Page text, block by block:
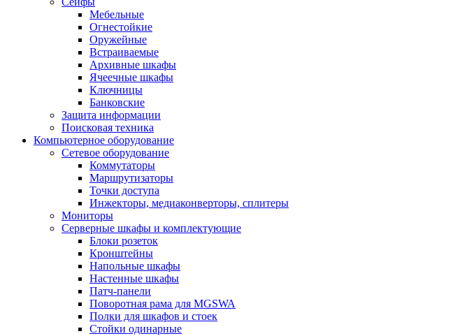
Мебельные
Огнестойкие
Оружейные
Встраиваемые
Архивные шкафы
Ячеечные шкафы
Ключницы
Банковские
Защита информации
Поисковая техника
Компьютерное оборудование
Сетевое оборудование
Коммутаторы
Маршрутизаторы
Точки доступа
Инжекторы, медиаконверторы, сплитеры
Мониторы
Серверные шкафы и комплектующие
Блоки розеток
Кронштейны
Напольные шкафы
Настенные шкафы
Патч-панели
Поворотная рама для MGSWA
Полки для шкафов и стоек
Стойки одинарные